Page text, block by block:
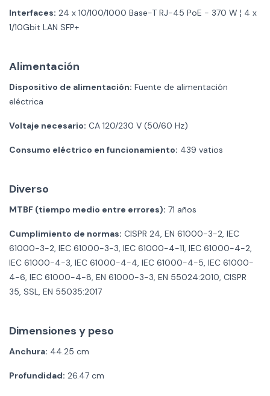
Interfaces: 24 x 10/100/1000 Base-T RJ-45 PoE - 370 W ¦ 4 x
1/10Gbit LAN SFP+
Alimentación
Dispositivo de alimentación: Fuente de alimentación
eléctrica
Voltaje necesario: CA 120/230 V (50/60 Hz)
Consumo eléctrico en funcionamiento: 439 vatios
Diverso
MTBF (tiempo medio entre errores): 71 años
Cumplimiento de normas: CISPR 24, EN 61000-3-2, IEC
61000-3-2, IEC 61000-3-3, IEC 61000-4-11, IEC 61000-4-2,
IEC 61000-4-3, IEC 61000-4-4, IEC 61000-4-5, IEC 61000-
4-6, IEC 61000-4-8, EN 61000-3-3, EN 55024:2010, CISPR
35, SSL, EN 55035:2017
Dimensiones y peso
Anchura: 44.25 cm
Profundidad: 26.47 cm